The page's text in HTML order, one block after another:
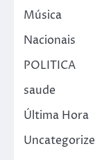
Música
Nacionais
POLITICA
saude
Última Hora